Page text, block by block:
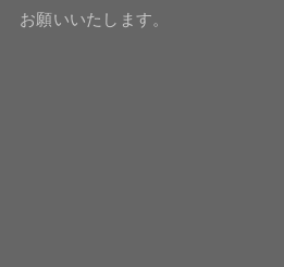
お願いいたします。